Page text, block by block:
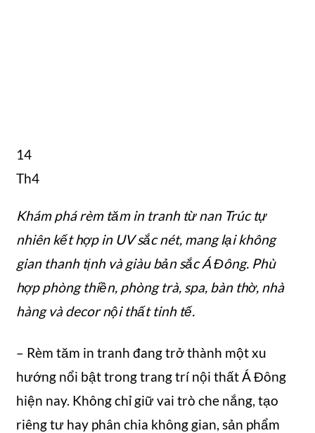
14
Th4
Khám phá rèm tăm in tranh từ nan Trúc tự
nhiên kết hợp in UV sắc nét, mang lại không
gian thanh tịnh và giàu bản sắc Á Đông. Phù
hợp phòng thiền, phòng trà, spa, bàn thờ, nhà
hàng và decor nội thất tinh tế.
– Rèm tăm in tranh đang trở thành một xu
hướng nổi bật trong trang trí nội thất Á Đông
hiện nay. Không chỉ giữ vai trò che nắng, tạo
riêng tư hay phân chia không gian, sản phẩm